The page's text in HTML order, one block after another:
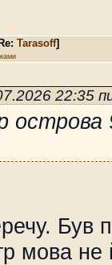
Tarasoff]
22:35
острова
Був
мова